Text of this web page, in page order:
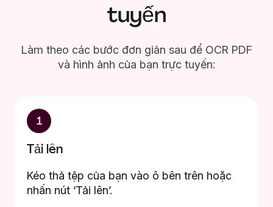
tuyến
Làm theo các bước đơn giản sau để OCR PDF
và hình ảnh của bạn trực tuyến:
1
Tải lên
Kéo thả tệp của bạn vào ô bên trên hoặc
nhấn nút ‘Tải lên’.